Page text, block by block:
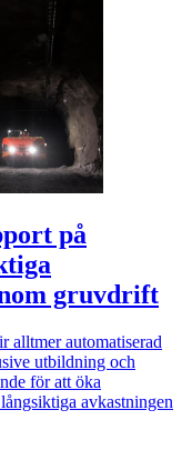
på
gruvdrift
alltmer automatiserad
utbildning och
för att öka
avkastningen